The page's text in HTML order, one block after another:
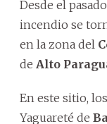
Desde el
incendio se
en la zona del
de Alto
En este sitio,
Yaguareté de